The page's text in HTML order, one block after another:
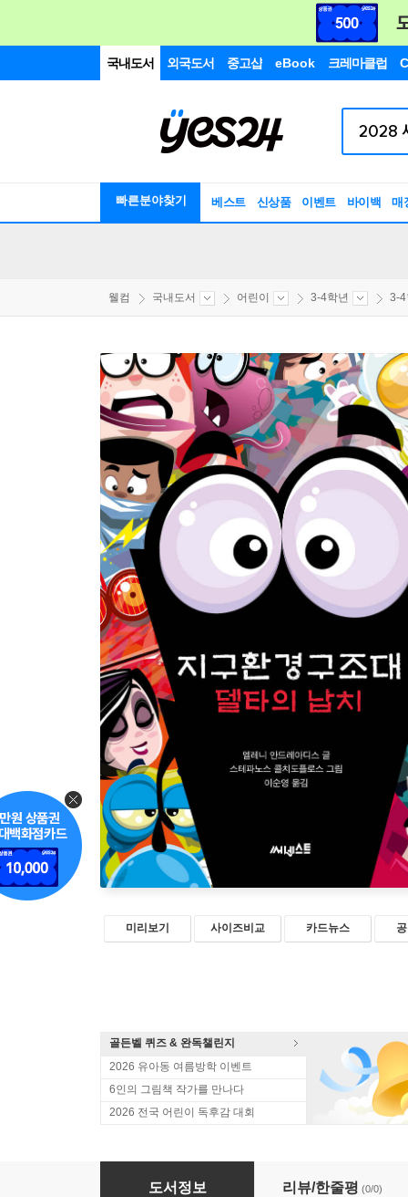
국내도서 외국도서 중고샵 eBook 크레마클럽
빠른분야찾기 베스트 신상품 이벤트 바이백 매
웰컴 국내도서 어린이 3-4학년 3-4
미리보기 사이즈비교 카드뉴스
골든벨 퀴즈 & 완독챌린지
2026 유아동 여름방학 이벤트
6인의 그림책 작가를 만나다
2026 전국 어린이 독후감 대회
지구환경구조대 델타의 납치
도서정보 리뷰/한줄평 (0/0)